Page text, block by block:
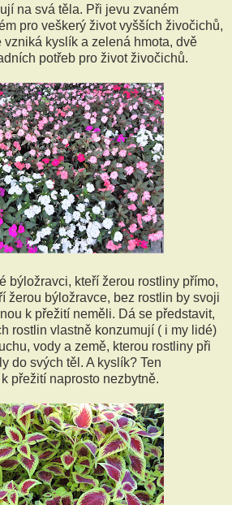
na svá těla. Při jevu zvaném
pro veškerý život vyšších živočichů,
vzniká kyslík a zelená hmota, dvě
potřeb pro život živočichů.
býložravci, kteří žerou rostliny přímo,
žerou býložravce, bez rostlin by svoji
k přežití neměli. Dá se představit,
rostlin vlastně konzumují ( i my lidé)
vody a země, kterou rostliny při
do svých těl. A kyslík? Ten
přežití naprosto nezbytně.